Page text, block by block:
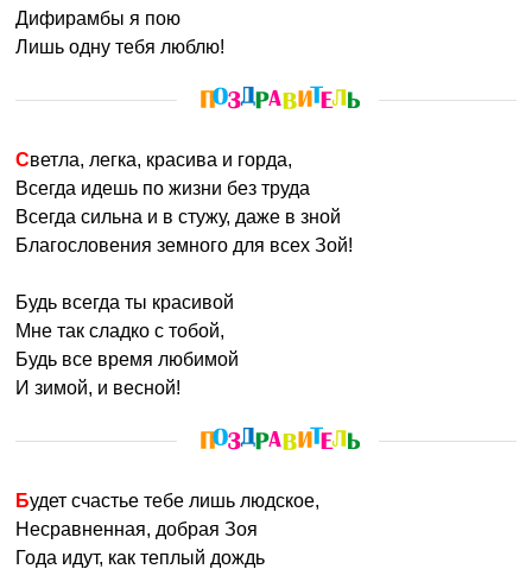
Дифирамбы я пою
Лишь одну тебя люблю!
Светла, легка, красива и горда,
Всегда идешь по жизни без труда
Всегда сильна и в стужу, даже в зной
Благословения земного для всех Зой!
Будь всегда ты красивой
Мне так сладко с тобой,
Будь все время любимой
И зимой, и весной!
Будет счастье тебе лишь людское,
Несравненная, добрая Зоя
Года идут, как теплый дождь